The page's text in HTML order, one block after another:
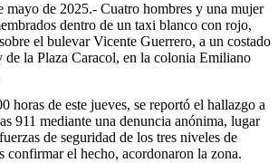
mayo de 2025.- Cuatro hombres y una mujer
dentro de un taxi blanco con rojo,
el bulevar Vicente Guerrero, a un costado
de la Plaza Caracol, en la colonia Emiliano
horas de este jueves, se reportó el hallazgo a
911 mediante una denuncia anónima, lugar
de seguridad de los tres niveles de
confirmar el hecho, acordonaron la zona.